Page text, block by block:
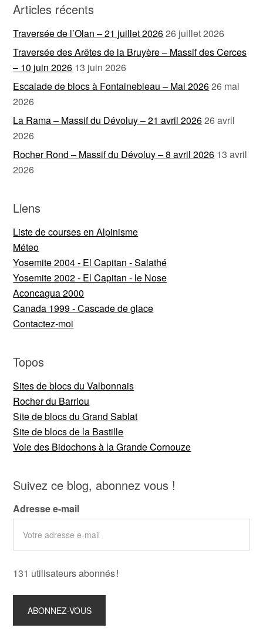
Articles récents
Traversée de l’Olan – 21 juillet 202626 juillet 2026
Traversée des Arêtes de la Bruyère – Massif des Cerces
– 10 juin 2026 13 juin 2026
Escalade de blocs à Fontainebleau – Mai 202626 mai
2026
La Rama – Massif du Dévoluy – 21 avril 202626 avril
2026
Rocher Rond – Massif du Dévoluy – 8 avril 2026 13 avril
2026
Liens
Liste de courses en Alpinisme
Méteo
Yosemite 2004 - El Capitan - Salathé
Yosemite 2002 - El Capitan - le Nose
Aconcagua 2000
Canada 1999 - Cascade de glace
Contactez-moi
Topos
Sites de blocs du Valbonnais
Rocher du Barriou
Site de blocs du Grand Sablat
Site de blocs de la Bastille
Voie des Bidochons à la Grande Cornouze
Suivez ce blog, abonnez vous !
Adresse e-mail
131 utilisateurs abonnés !